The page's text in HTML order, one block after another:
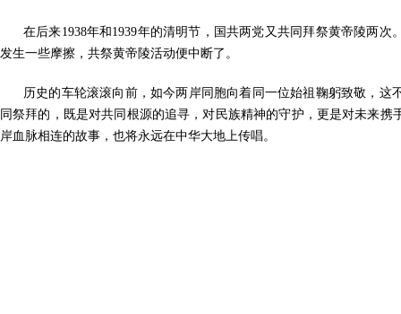
在后来1938年和1939年的清明节，国共两党又共同拜祭黄帝陵两次
发生一些摩擦，共祭黄帝陵活动便中断了。
历史的车轮滚滚向前，如今两岸同胞向着同一位始祖鞠躬致敬，这
同祭拜的，既是对共同根源的追寻，对民族精神的守护，更是对未来
岸血脉相连的故事，也将永远在中华大地上传唱。